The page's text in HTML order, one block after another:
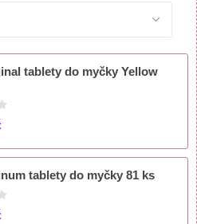
PRODUKTY
tablety do myčky Yellow
tablety do myčky 81 ks